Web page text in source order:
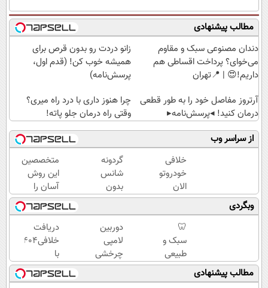
مطالب پیشنهادی
دندان مصنوعی سبک و مقاوم
می‌خوای؟ پرداخت اقساطی هم
داریم!😍 | 📍تهران
زانو دردت رو بدون قرص برای
همیشه خوب کن! (قدم اول،
پرسش‌نامه)
آرتروز مفاصل خود را به طور قطعی
درمان کنید! ◂پرسش‌نامه▸
چرا هنوز داری با درد راه میری؟
وقتی راه درمان جلو پاته!
از سراسر وب
خلافی
خودروتو
الان
ببین، با
پلاک و
کد
ملی،
بدون
نیاز به
مراجعه
گردونه
شانس
بدون
پوچ، از
آیفون17تا
PS5 و
طلای
دیجیتال
و دلار
🔥
متخصصین
این روش
آسان را
برای لاغری
شکم و
پهلو
معرفی
کردند
وبگردی
🦷
سبک و
طبیعی
مثل
دندان
دوربین
لامپی
چرخشی
360
درجه
دریافت
خلافی۱۴۰۴
با
جزییات...
(استعلام
مطالب پیشنهادی